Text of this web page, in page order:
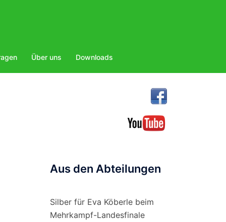
Über uns Downloads
Aus den Abteilungen
Silber für Eva Köberle beim
Mehrkampf-Landesfinale